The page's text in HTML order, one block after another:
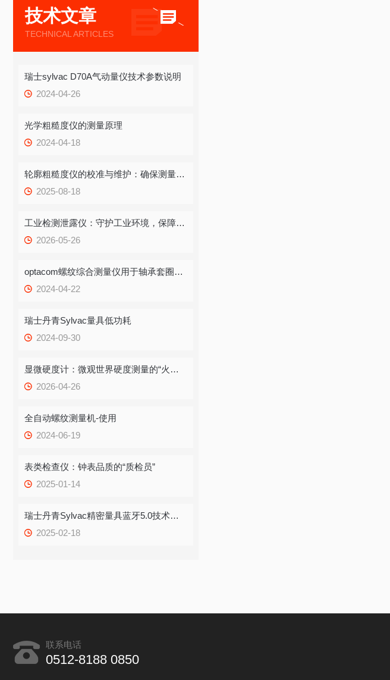
技术文章
TECHNICAL ARTICLES
瑞士sylvac D70A气动量仪技术参数说明
2024-04-26
光学粗糙度仪的测量原理
2024-04-18
轮廓粗糙度仪的校准与维护：确保测量精度
2025-08-18
工业检测泄露仪：守护工业环境，保障生产无 “泄” 可击
2026-05-26
optacom螺纹综合测量仪用于轴承套圈牙口的使用方法
2024-04-22
瑞士丹青Sylvac量具低功耗
2024-09-30
显微硬度计：微观世界硬度测量的“火眼金睛”
2026-04-26
全自动螺纹测量机-使用
2024-06-19
表类检查仪：钟表品质的“质检员”
2025-01-14
瑞士丹青Sylvac精密量具蓝牙5.0技术优势
2025-02-18
联系电话
0512-8188 0850